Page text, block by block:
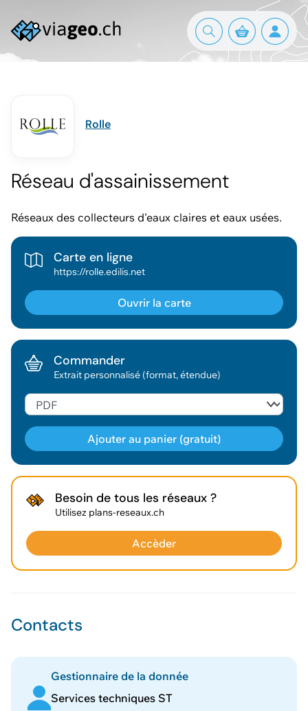
Rolle
Réseau d'assainissement
Réseaux des collecteurs d'eaux claires et eaux usées.
Contacts
Gestionnaire de la donnée
Services techniques ST
Carte en ligne
https://rolle.edilis.net
Ouvrir la carte
Commander
Extrait personnalisé (format, étendue)
Ajouter au panier (gratuit)
Géodonnée ajoutée au panier !
Voir le panier
Besoin de tous les réseaux ?
Utilisez plans-reseaux.ch
Accèder